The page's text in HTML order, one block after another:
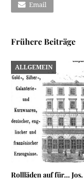
Email
Frühere Beiträge
ALLGEMEIN
Rollläden auf für…